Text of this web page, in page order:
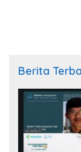
Berita